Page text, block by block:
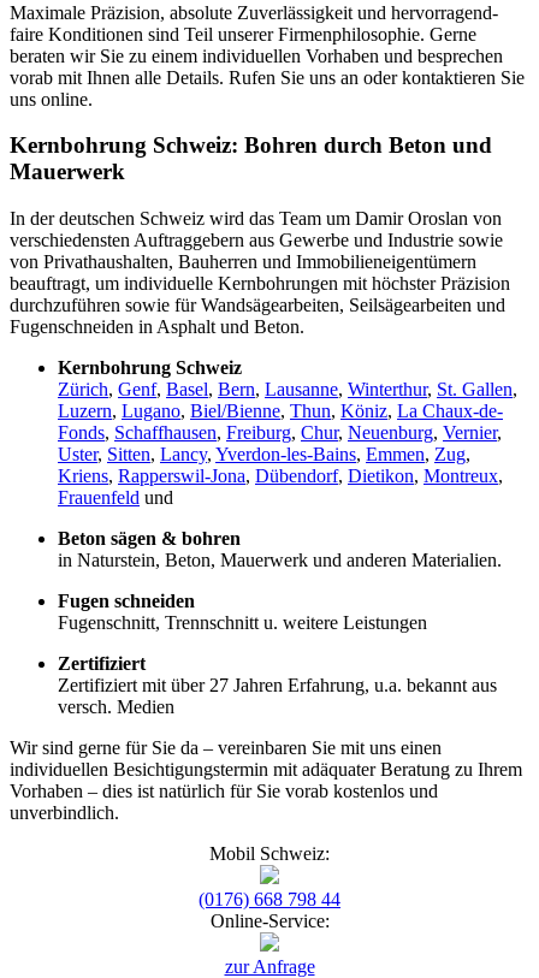
Maximale Präzision, absolute Zuverlässigkeit und hervorragend-
faire Konditionen sind Teil unserer Firmenphilosophie. Gerne
beraten wir Sie zu einem individuellen Vorhaben und besprechen
vorab mit Ihnen alle Details. Rufen Sie uns an oder kontaktieren Sie
uns online.
Kernbohrung Schweiz: Bohren durch Beton und
Mauerwerk
In der deutschen Schweiz wird das Team um Damir Oroslan von
verschiedensten Auftraggebern aus Gewerbe und Industrie sowie
von Privathaushalten, Bauherren und Immobilieneigentümern
beauftragt, um individuelle Kernbohrungen mit höchster Präzision
durchzuführen sowie für Wandsägearbeiten, Seilsägearbeiten und
Fugenschneiden in Asphalt und Beton.
Kernbohrung Schweiz
Zürich, Genf, Basel, Bern, Lausanne, Winterthur, St. Gallen,
Luzern, Lugano, Biel/Bienne, Thun, Köniz, La Chaux-de-
Fonds, Schaffhausen, Freiburg, Chur, Neuenburg, Vernier,
Uster, Sitten, Lancy, Yverdon-les-Bains, Emmen, Zug,
Kriens, Rapperswil-Jona, Dübendorf, Dietikon, Montreux,
Frauenfeld und
Beton sägen & bohren
in Naturstein, Beton, Mauerwerk und anderen Materialien.
Fugen schneiden
Fugenschnitt, Trennschnitt u. weitere Leistungen
Zertifiziert
Zertifiziert mit über 27 Jahren Erfahrung, u.a. bekannt aus
versch. Medien
Wir sind gerne für Sie da – vereinbaren Sie mit uns einen
individuellen Besichtigungstermin mit adäquater Beratung zu Ihrem
Vorhaben – dies ist natürlich für Sie vorab kostenlos und
unverbindlich.
Mobil Schweiz:
(0176) 668 798 44
Online-Service:
zur Anfrage